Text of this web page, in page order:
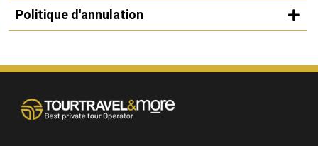
Politique d'annulation